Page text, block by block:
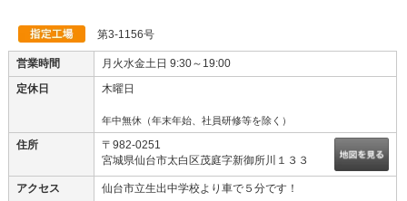
第3-1156号
営業時間
月火水金土日 9:30～19:00
定休日
木曜日
年中無休（年末年始、社員研修等を除く）
住所
〒982-0251
宮城県仙台市太白区茂庭字新御所川１３３
アクセス 仙台市立生出中学校より車で５分です！